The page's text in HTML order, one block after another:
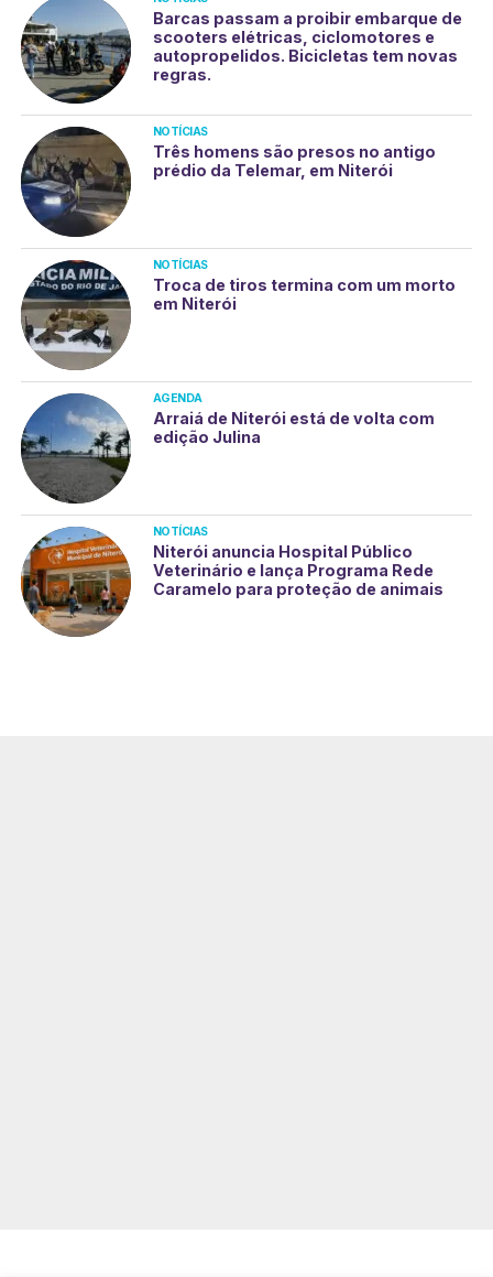
Barcas passam a proibir embarque de
scooters elétricas, ciclomotores e
autopropelidos. Bicicletas tem novas
regras.
NOTÍCIAS
Três homens são presos no antigo
prédio da Telemar, em Niterói
NOTÍCIAS
Troca de tiros termina com um morto
em Niterói
AGENDA
Arraiá de Niterói está de volta com
edição Julina
NOTÍCIAS
Niterói anuncia Hospital Público
Veterinário e lança Programa Rede
Caramelo para proteção de animais